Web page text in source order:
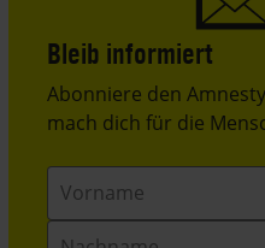
Bleib informiert
Header
Text
Abonniere den
mach dich für die
Vorname
Nachname